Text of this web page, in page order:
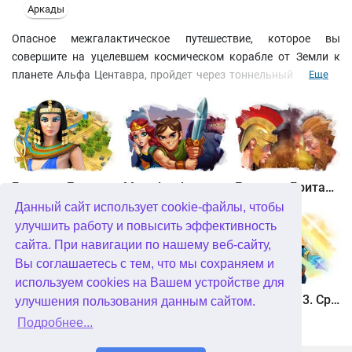
Данный сайт использует cookie-файлы, чтобы
улучшить работу и повысить эффективность
сайта. При навигации по нашему веб-сайту,
Вы соглашаетесь с тем, что мы сохраняем и
используем cookies на Вашем устройстве для
улучшения пользования данным сайтом.
Подробнее...
Аркады
Опасное межгалактическое путешествие, которое вы
совершите на уцелевшем космическом корабле от Земли к
планете Альфа Центавра, пройдет через тоннельный переход,
инопланетных сил. Ваш корабль способен нести на своем
борту мощнейшее современное вооружение, которое вы
сможете постепенно усовершенствовать. Невраждебные
цивилизации с других планет помогут вам добраться домой.
Еще
Maze Lord Битва за Британию. Восстание Каратака
Охота онлайн Птичий переполох 3 Солдатики 3. Средневековье